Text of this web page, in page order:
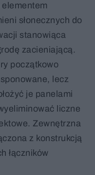
słonecznych do
stanowiąca
zacieniającą.
początkowo
lecz
je panelami
liczne
Zewnętrzna
z konstrukcją
łączników